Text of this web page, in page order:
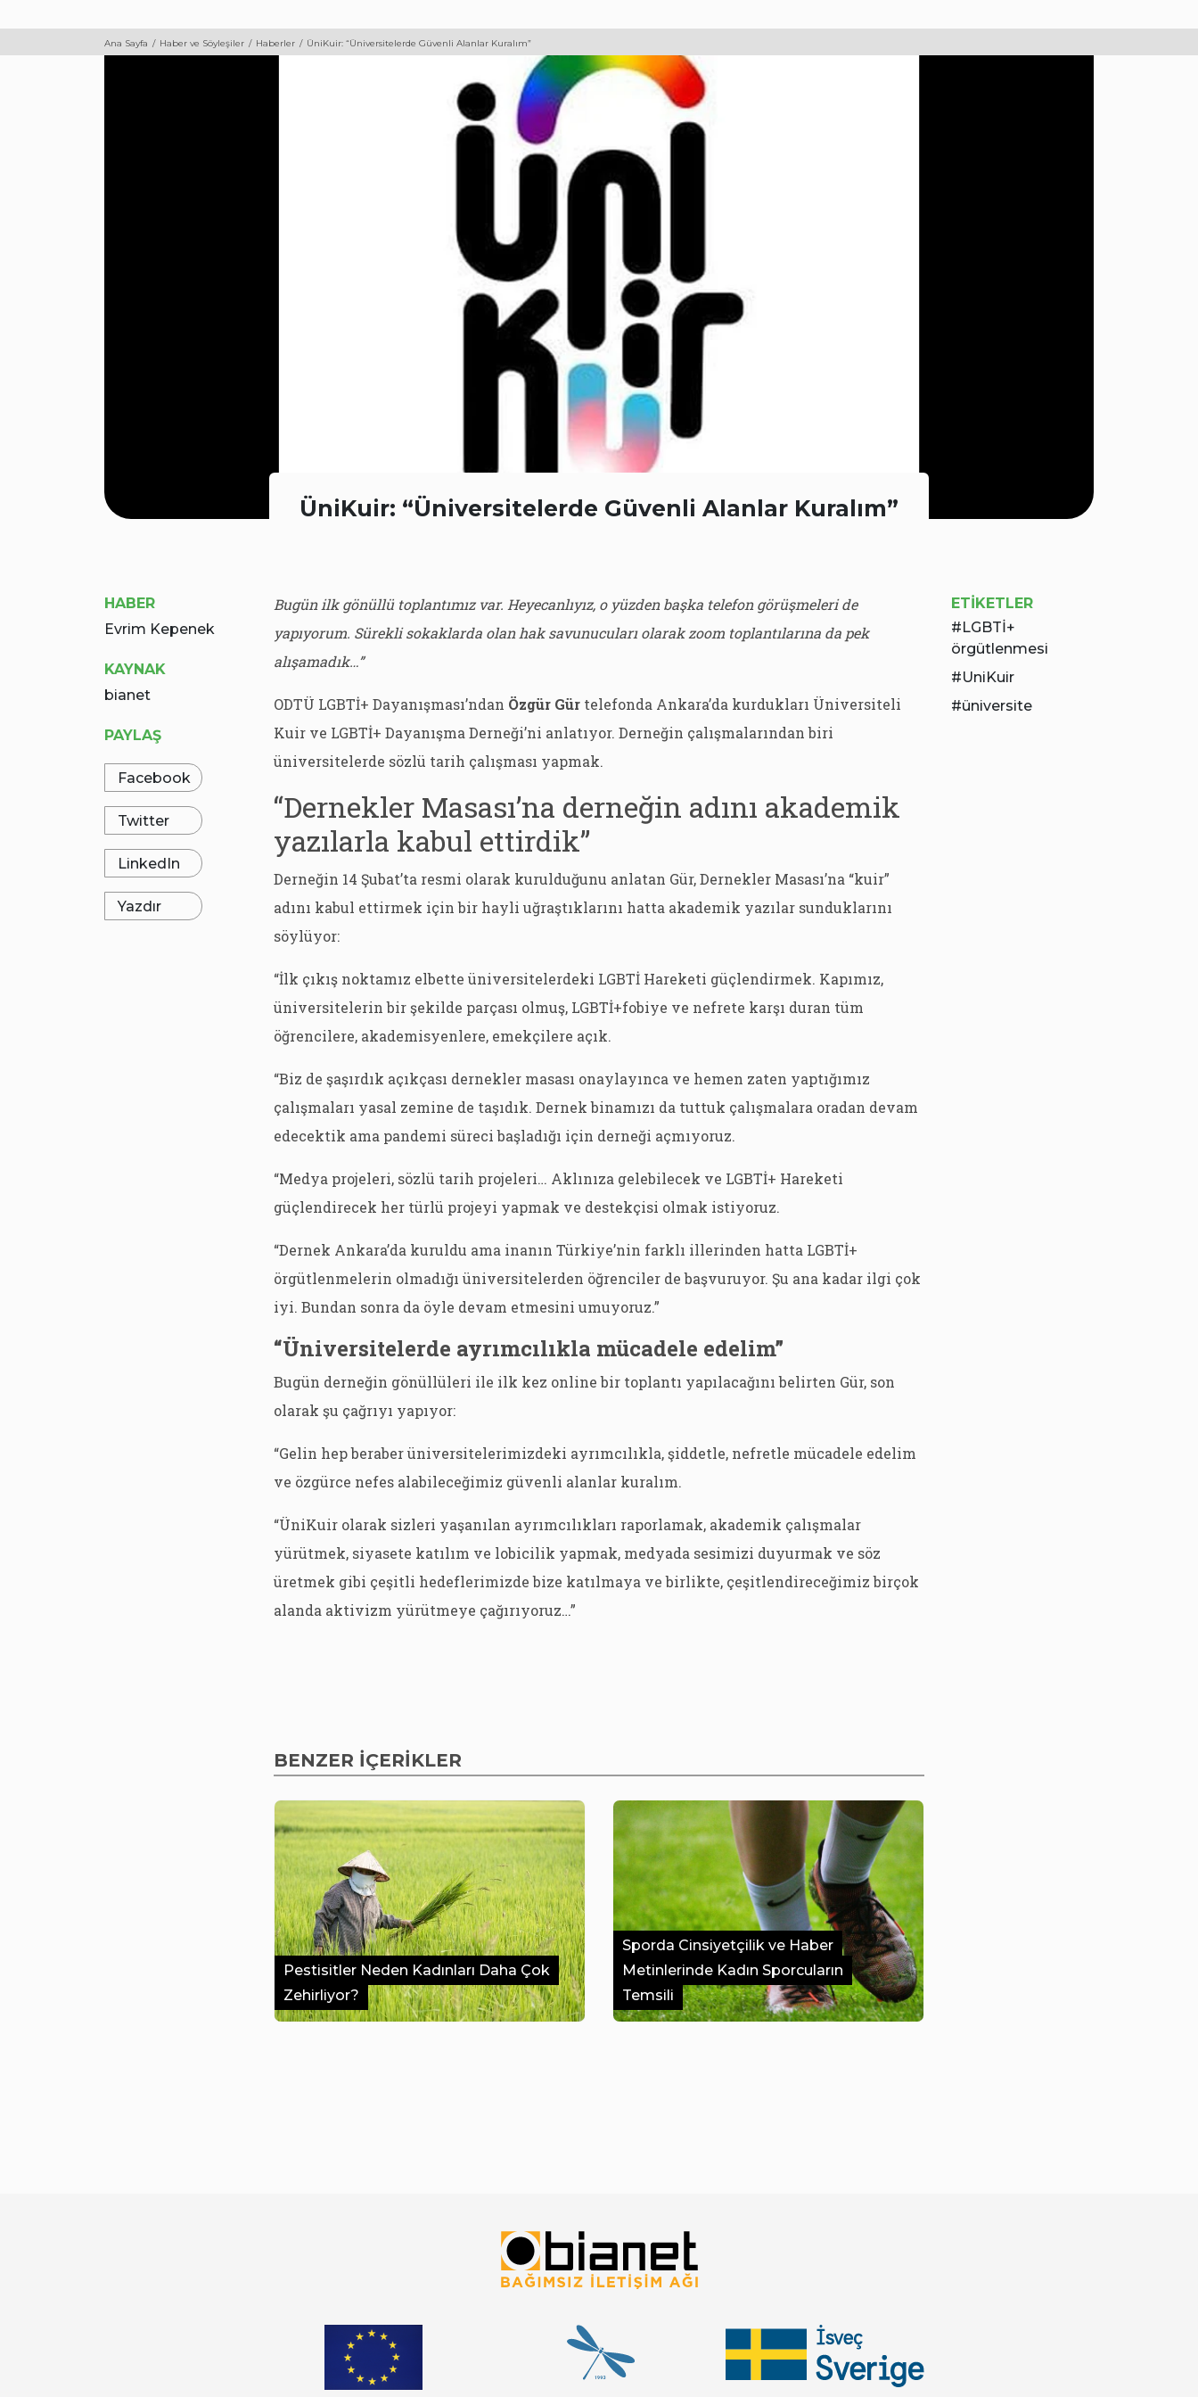
Ana Sayfa Haber ve Söyleşiler Haberler ÜniKuir: “Üniversitelerde Güvenli Alanlar Kuralım”
ÜniKuir: “Üniversitelerde Güvenli Alanlar Kuralım”
HABER
Evrim Kepenek
KAYNAK
bianet
PAYLAŞ
Facebook
Twitter
LinkedIn
Yazdır
Bugün ilk gönüllü toplantımız var. Heyecanlıyız, o yüzden başka telefon görüşmeleri de
yapıyorum. Sürekli sokaklarda olan hak savunucuları olarak zoom toplantılarına da pek
alışamadık…”
ODTÜ LGBTİ+ Dayanışması’ndan Özgür Gür telefonda Ankara’da kurdukları Üniversiteli
Kuir ve LGBTİ+ Dayanışma Derneği’ni anlatıyor. Derneğin çalışmalarından biri
üniversitelerde sözlü tarih çalışması yapmak.
“Dernekler Masası’na derneğin adını akademik
yazılarla kabul ettirdik”
Derneğin 14 Şubat’ta resmi olarak kurulduğunu anlatan Gür, Dernekler Masası’na “kuir”
adını kabul ettirmek için bir hayli uğraştıklarını hatta akademik yazılar sunduklarını
söylüyor:
“İlk çıkış noktamız elbette üniversitelerdeki LGBTİ Hareketi güçlendirmek. Kapımız,
üniversitelerin bir şekilde parçası olmuş, LGBTİ+fobiye ve nefrete karşı duran tüm
öğrencilere, akademisyenlere, emekçilere açık.
“Biz de şaşırdık açıkçası dernekler masası onaylayınca ve hemen zaten yaptığımız
çalışmaları yasal zemine de taşıdık. Dernek binamızı da tuttuk çalışmalara oradan devam
edecektik ama pandemi süreci başladığı için derneği açmıyoruz.
“Medya projeleri, sözlü tarih projeleri… Aklınıza gelebilecek ve LGBTİ+ Hareketi
güçlendirecek her türlü projeyi yapmak ve destekçisi olmak istiyoruz.
“Dernek Ankara’da kuruldu ama inanın Türkiye’nin farklı illerinden hatta LGBTİ+
örgütlenmelerin olmadığı üniversitelerden öğrenciler de başvuruyor. Şu ana kadar ilgi çok
iyi. Bundan sonra da öyle devam etmesini umuyoruz.”
“Üniversitelerde ayrımcılıkla mücadele edelim”
Bugün derneğin gönüllüleri ile ilk kez online bir toplantı yapılacağını belirten Gür, son
olarak şu çağrıyı yapıyor:
“Gelin hep beraber üniversitelerimizdeki ayrımcılıkla, şiddetle, nefretle mücadele edelim
ve özgürce nefes alabileceğimiz güvenli alanlar kuralım.
“ÜniKuir olarak sizleri yaşanılan ayrımcılıkları raporlamak, akademik çalışmalar
yürütmek, siyasete katılım ve lobicilik yapmak, medyada sesimizi duyurmak ve söz
üretmek gibi çeşitli hedeflerimizde bize katılmaya ve birlikte, çeşitlendireceğimiz birçok
alanda aktivizm yürütmeye çağırıyoruz…”
ETIKETLER
LGBTİ+
örgütlenmesi
UniKuir
üniversite
BENZER İÇERİKLER
Pestisitler Neden Kadınları Daha Çok
Zehirliyor?
Sporda Cinsiyetçilik ve Haber
Metinlerinde Kadın Sporcuların
Temsili